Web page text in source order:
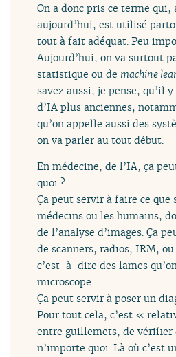
On a donc pris ce terme qui,
aujourd’hui, est utilisé
tout à fait adéquat. Peu
Aujourd’hui, on va surtout
statistique ou de machine
savez aussi, je pense, qu’il
d’IA plus anciennes,
qu’on appelle aussi des
on va parler au tout début.
En médecine, de l’IA, ça
quoi ?
Ça peut servir à faire ce que
médecins ou les humains,
de l’analyse d’images. Ça
de scanners, radios, IRM,
c’est-à-dire des lames
microscope.
Ça peut servir à poser un
Pour tout cela, c’est «
entre guillemets, de vérifier
n’importe quoi. Là où c’est